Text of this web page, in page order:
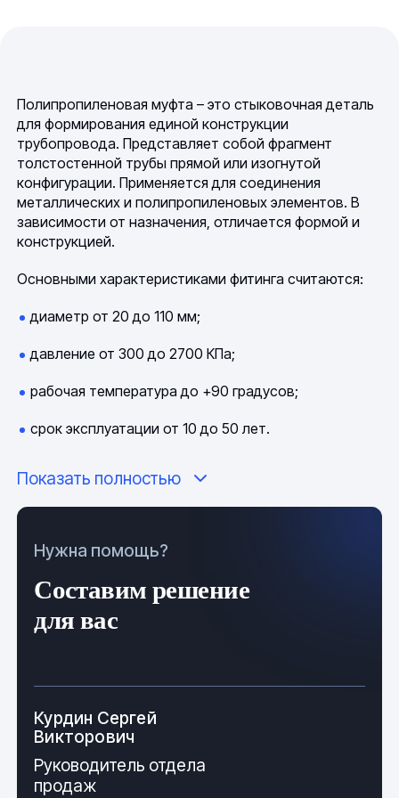
Полипропиленовая муфта – это стыковочная деталь
для формирования единой конструкции
трубопровода. Представляет собой фрагмент
толстостенной трубы прямой или изогнутой
конфигурации. Применяется для соединения
металлических и полипропиленовых элементов. В
зависимости от назначения, отличается формой и
конструкцией.
Основными характеристиками фитинга считаются:
диаметр от 20 до 110 мм;
давление от 300 до 2700КПа;
рабочая температура до +90 градусов;
срок эксплуатации от 10 до 50 лет.
При маркировке указывается тип и диаметр изделия.
ГОСТ 52134.
Показать полностью
Нужна помощь?
Составим решение
для вас
Курдин Сергей
Викторович
Руководитель отдела
продаж